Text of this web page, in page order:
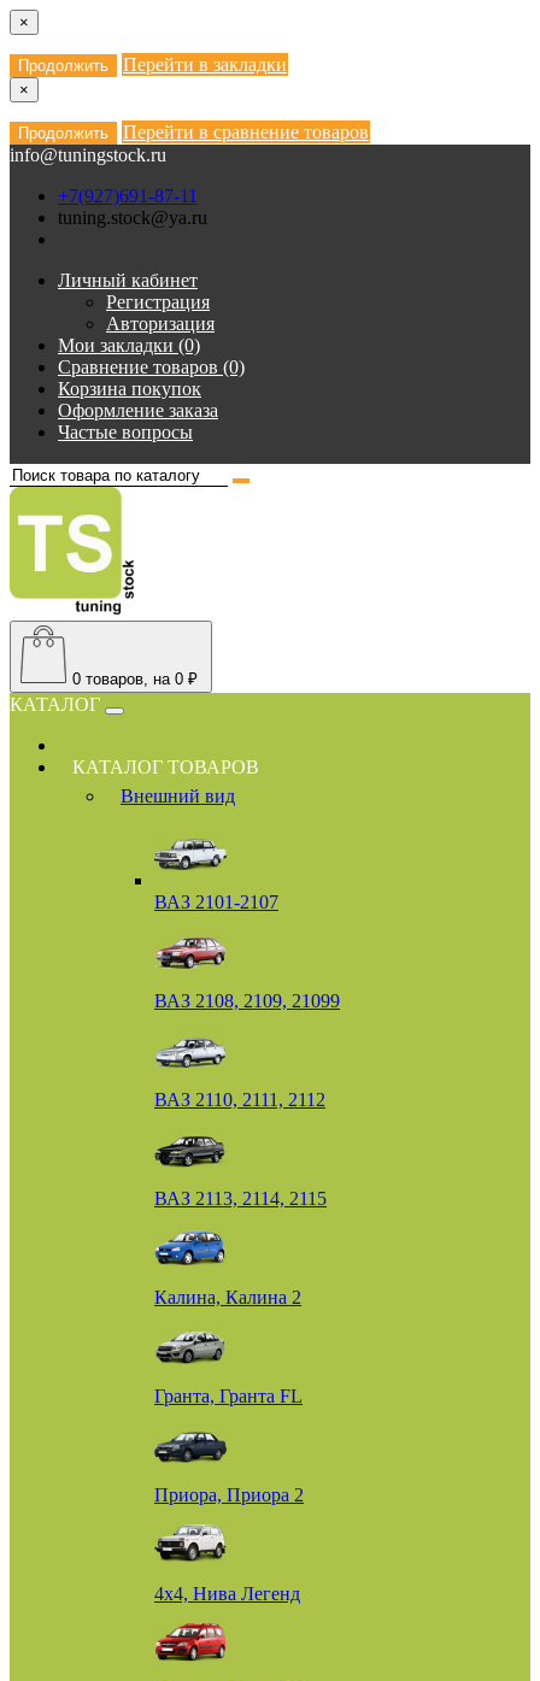
×
Продолжить Перейти в закладки
×
Продолжить
Перейти в сравнение товаров
info@tuningstock.ru
+7(927)691-87-11
tuning.stock@ya.ru
Личный кабинет
Регистрация
Авторизация
Мои закладки (0)
Сравнение товаров (0)
Корзина покупок
Оформление заказа
Частые вопросы
0 товаров, на 0 ₽
КАТАЛОГ
КАТАЛОГ ТОВАРОВ
Внешний вид
ВАЗ 2101-2107
ВАЗ 2108, 2109, 21099
ВАЗ 2110, 2111, 2112
ВАЗ 2113, 2114, 2115
Калина, Калина 2
Гранта, Гранта FL
Приора, Приора 2
4х4, Нива Легенд